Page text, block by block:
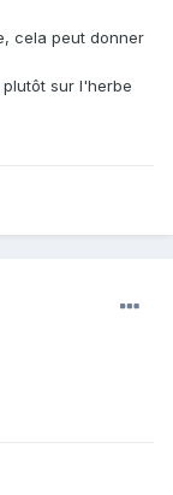
cela peut donner
sur l'herbe